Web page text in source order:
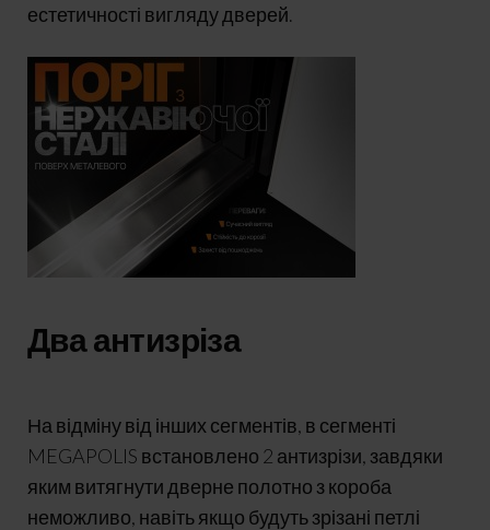
естетичності вигляду дверей.
Два антизріза
На відміну від інших сегментів, в сегменті
MEGAPOLIS встановлено 2 антизрізи, завдяки
яким витягнути дверне полотно з короба
неможливо, навіть якщо будуть зрізані петлі